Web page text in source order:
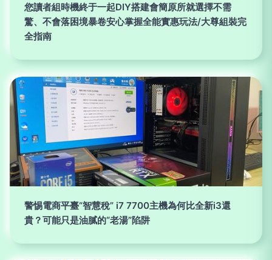
您讀者組時機終于一起DIY搭建會簡原所就選擇不需
驚、不會落困境暴卷安心掌握全能實惠玩法/大尊組裝完
全指南
警惕電商平臺“智慧稅” i7 7700主機為何比全新i3還
貴？可能只是油膩的“老湯”陷阱